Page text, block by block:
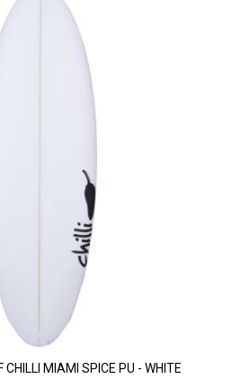
CHILLI MIAMI SPICE PU - WHITE